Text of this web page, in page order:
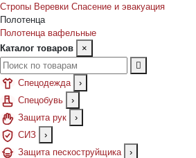
Стропы Веревки Спасение и эвакуация
Полотенца
Полотенца вафельные
Каталог товаров
×
Спецодежда
›
Спецобувь
›
Защита рук
›
СИЗ
›
Защита пескоструйщика
›